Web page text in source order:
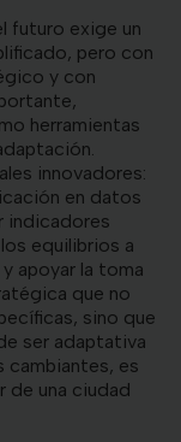
futuro exige un
pero con
y con
herramientas
innovadores:
en datos
indicadores
equilibrios a
apoyar la toma
que no
sino que
ser adaptativa
cambiantes, es
de una ciudad